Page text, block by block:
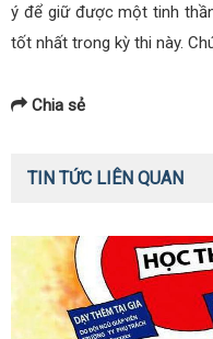
ý để giữ được một tinh
tốt nhất trong kỳ thi này.
Chia sẻ
TIN TỨC LIÊN QUAN